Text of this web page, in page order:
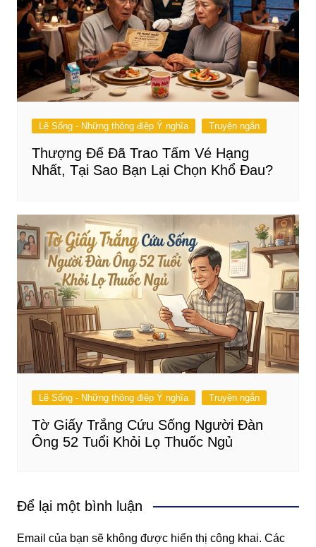
Lẽ Sống - Những thông điệp Ý nghĩa Truyện ngắn
Thượng Đế Đã Trao Tấm Vé Hạng
Nhất, Tại Sao Bạn Lại Chọn Khổ Đau?
Lẽ Sống - Những thông điệp Ý nghĩa Truyện ngắn
Tờ Giấy Trắng Cứu Sống Người Đàn
Ông 52 Tuổi Khỏi Lọ Thuốc Ngủ
Để lại một bình luận
Email của bạn sẽ không được hiển thị công khai. Các